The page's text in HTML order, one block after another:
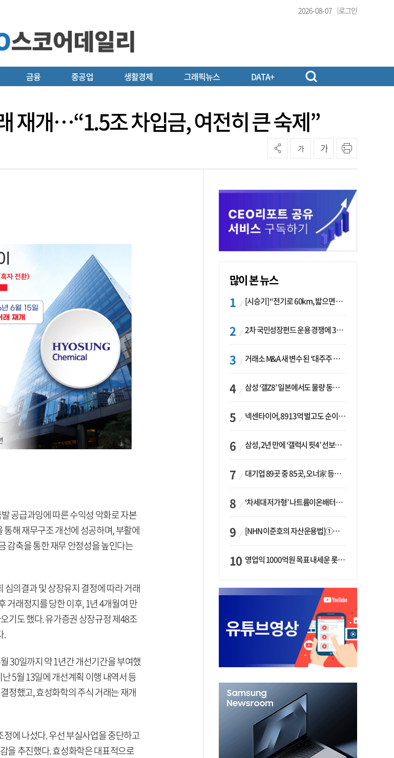
2026-08-07 로그인
금융 중공업 생활경제 그래픽뉴스 DATA+
재개…“1.5조 차입금, 여전히 큰 숙제”
가 가
공급과잉에 따른 수익성 악화로 자본
해 재무구조 개선에 성공하며, 부활에
감축을 통한 재무 안정성을 높인다는
의결과 및 상장유지 결정에 따라 거래
거래정지를 당한 이후, 1년 4개월여 만
기도 했다. 유가증권 상장규정 제48조
.
30일까지 약 1년간 개선기간을 부여했
5월 13일에 개선계획 이행 내역서 등
정했고, 효성화학의 주식 거래는 재개
에 나섰다. 우선 부실사업을 중단하고
을 추진했다. 효성화학은 대표적으로
많이 본 뉴스
[시승기] “전기로 60km, 밟으면 462마력”…볼보 XC60 T8의 두 얼굴
2차 국민성장펀드 운용 경쟁에 33개사 몰렸다…신한·하나 등 새 얼굴 대거 합류
거래소 M&A 새 변수 된 ‘대주주 심사’…네이버·두나무 결합도 영향권
삼성 ‘갤Z8’ 일본에서도 물량 동났다…애플 참전 앞두고 선두 수성 ‘시험대’
넥센타이어, 8913억 벌고도 순이익 2억…유럽 세부담에 이익 증발
삼성, 2년 만에 ‘갤럭시 핏4’ 선보이나…웨어러블 생태계 확장 ‘시동’
대기업 89곳 중 85곳, 오너家 등기임원 겸직…BS 46곳·SM 45곳 ‘족벌경영’ 고착화
‘차세대 저가형’ 나트륨이온배터리 시대 오나…LG화학·에코프로, 상용화 속도낸다
[NHN 이준호의 자산운용법]①이니시오·JLC ‘부동산’-JLC파트너스 ‘투자’…“부동산 담보대출로 투자재원 확보”
영업익 1000억원 목표 내세운 롯데마트…하반기 ‘오카도’ 시험대